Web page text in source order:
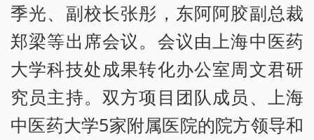
季光、副校长张彤，东阿阿胶副总裁
郑梁等出席会议。会议由上海中医药
大学科技处成果转化办公室周文君研
究员主持。双方项目团队成员、上海
中医药大学5家附属医院的院方领导和